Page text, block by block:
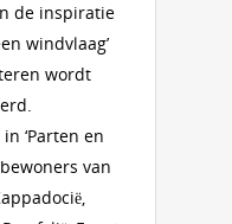
de inspiratie
windvlaag’
wordt
‘Parten en
van